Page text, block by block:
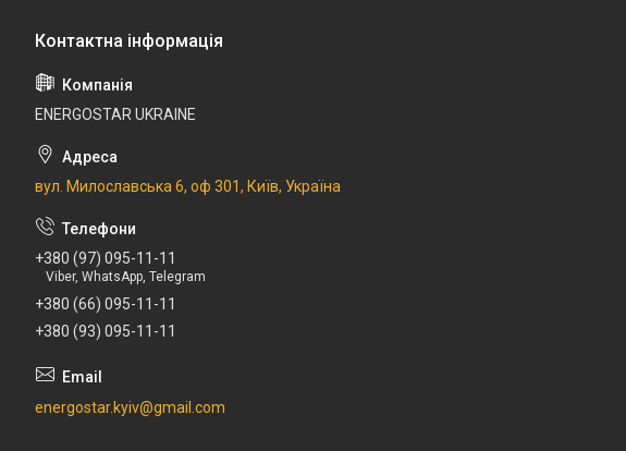
ENERGOSTAR UKRAINE
вул. Милославська 6, оф 301, Київ, Україна
+380 (97) 095-11-11
Viber, WhatsApp, Telegram
+380 (66) 095-11-11
+380 (93) 095-11-11
energostar.kyiv@gmail.com